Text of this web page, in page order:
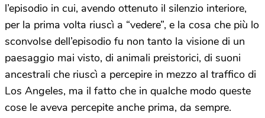
l’episodio in cui, avendo ottenuto il silenzio interiore,
per la prima volta riuscì a “vedere”, e la cosa che più lo
sconvolse dell’episodio fu non tanto la visione di un
paesaggio mai visto, di animali preistorici, di suoni
ancestrali che riuscì a percepire in mezzo al traffico di
Los Angeles, ma il fatto che in qualche modo queste
cose le aveva percepite anche prima, da sempre.